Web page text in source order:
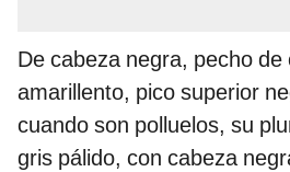
De cabeza negra, pecho de
amarillento, pico superior
cuando son polluelos, su
gris pálido, con cabeza